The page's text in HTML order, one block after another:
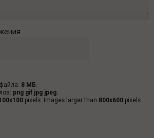
8 МБ.
png gif jpg jpeg.
pixels. Images larger than 800x600 pixels